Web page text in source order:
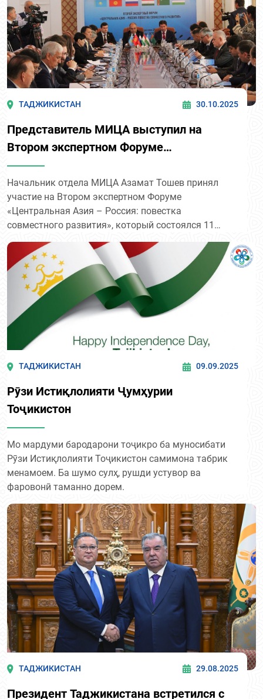
управления.
ТАДЖИКИСТАН 30.10.2025
Представитель МИЦА выступил на
Втором экспертном Форуме
«Центральная Азия – Россия: повестка
совместного развития»
Начальник отдела МИЦА Азамат Тошев принял
участие на Втором экспертном Форуме
«Центральная Азия – Россия: повестка
совместного развития», который состоялся 11
октября т.г. в г. Душанбе.
ТАДЖИКИСТАН 09.09.2025
Рӯзи Истиқлолияти Ҷумҳурии
Тоҷикистон
Мо мардуми бародарони тоҷикро ба муносибати
Рӯзи Истиқлолияти Тоҷикистон самимона табрик
менамоем. Ба шумо сулҳ, рушди устувор ва
фаровонӣ таманно дорем.
ТАДЖИКИСТАН 29.08.2025
Президент Таджикистана встретился с